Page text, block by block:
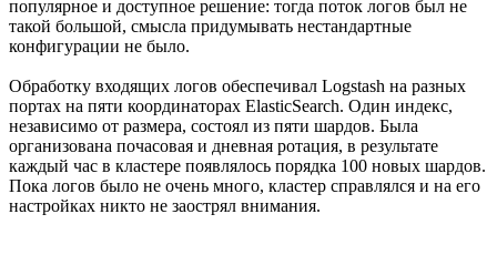
популярное и доступное решение: тогда поток логов был не
такой большой, смысла придумывать нестандартные
конфигурации не было.
Обработку входящих логов обеспечивал Logstash на разных
портах на пяти координаторах ElasticSearch. Один индекс,
независимо от размера, состоял из пяти шардов. Была
организована почасовая и дневная ротация, в результате
каждый час в кластере появлялось порядка 100 новых шардов.
Пока логов было не очень много, кластер справлялся и на его
настройках никто не заострял внимания.